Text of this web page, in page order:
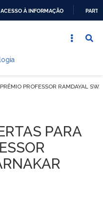
ACESSO À INFORMAÇÃO
PROFESSOR RAMDAYAL
PARA